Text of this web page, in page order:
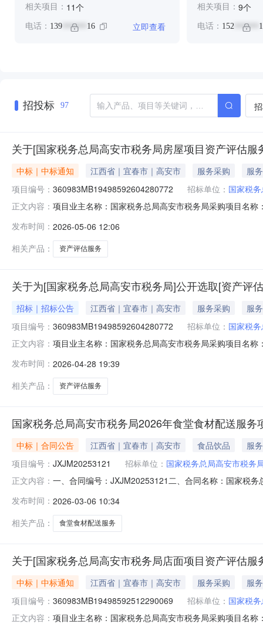
相关项目： 11个
电话： 139 ****** 16 立即查看
相关项目： 9个
电话： 152******
招投标 97
关于[国家税务总局高安市税务局房屋项目资产评估
中标｜中标通知 江西省｜宜春市｜高安市 服务采购
服务
项目编号： 360983MB19498592604280772 招标单位： 国家税
正文内容： 项目业主名称：国家税务总局高安市税务局采购项目名
工作日）签订合同时间：15（个工作日）合同备案时间
联系
发布时间： 2026-05-06 12:06
相关产品：
资产评估服务
关于为[国家税务总局高安市税务局]公开选取[资产评
招标｜招标公告 江西省｜宜春市｜高安市 服务采购
服务
项目编号： 360983MB19498592604280772 招标单位： 国家税
正文内容： 项目业主名称：国家税务总局高安市税务局采购项目名
安置房2栋5、6、7、8号，面积约2000平方米（无房产
15（个工作日）资
发布时间： 2026-04-28 19:39
相关产品：
资产评估服务
国家税务总局高安市税务局2026年食堂食材配送服务
中标｜合同公告 江西省｜宜春市｜高安市 食品饮品
服务
项目编号： JXJM20253121 招标单位： 国家税务总局高安市税务
正文内容： 一、合同编号：JXJM20253121二、合同名称：国家税
贸易有限公司地址：江西省宜春市高安市行者物流云谷
发布时间： 2026-03-06 10:34
相关产品：
食堂食材配送服务
关于[国家税务总局高安市税务局店面项目资产评估
中标｜中标通知 江西省｜宜春市｜高安市 服务采购
服务
项目编号： 360983MB19498592512290069 招标单位： 国家税
正文内容： 项目业主名称：国家税务总局高安市税务局采购项目名